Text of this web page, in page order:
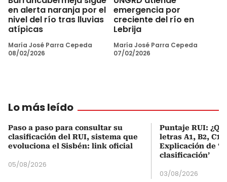
en alerta naranja por el
nivel del río tras lluvias
atípicas
María José Parra Cepeda
08/02/2026
emergencia por
creciente del río en
Lebrija
María José Parra Cepeda
07/02/2026
Lo más leído
Paso a paso para consultar su
clasificación del RUI, sistema que
evoluciona el Sisbén: link oficial
05/08/2026
Puntaje RUI:
letras A1, B2, C1
Explicación de
clasificación’
03/08/2026